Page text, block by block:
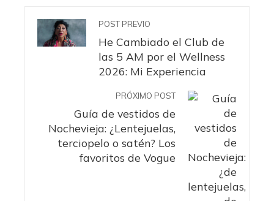
POST PREVIO
He Cambiado el Club de
las 5 AM por el Wellness
2026: Mi Experiencia
PRÓXIMO POST
Guía de vestidos de
Nochevieja: ¿Lentejuelas,
terciopelo o satén? Los
favoritos de Vogue